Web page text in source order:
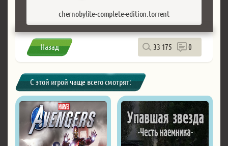
chernobylite-complete-edition.torrent
Назад 33 175 0
С этой игрой чаще всего смотрят: